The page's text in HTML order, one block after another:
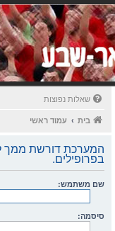
שאלות נפוצות
בית עמוד ראשי
המערכת דורשת ממך
בפרופילים.
שם משתמש:
סיסמה: